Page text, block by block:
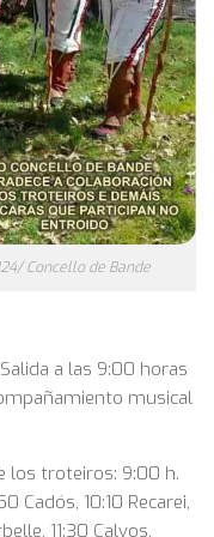
Concello de Bande
a las 9:00 horas
musical
los troteiros: 9:00 h.
Cadós, 10:10 Recarei,
11:30 Calvos,